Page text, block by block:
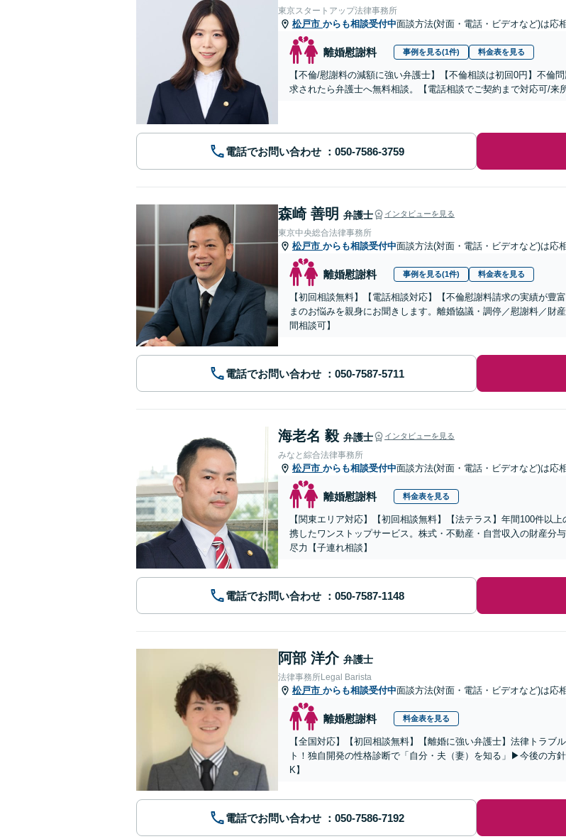
東京スタートアップ法律事務所
松戸市 からも相談受付中面談方法(対面・電話・ビデオなど)は応
離婚慰謝料 事例を見る(1件) 料金表を見る
【不倫/慰謝料の減額に強い弁護士】【不倫相談は初回0円】不倫
求されたら弁護士へ無料相談。【電話相談でご契約まで対応可/来
電話でお問い合わせ
森崎 善明 弁護士 インタビューを見る
東京中央総合法律事務所
松戸市 からも相談受付中面談方法(対面・電話・ビデオなど)は応
離婚慰謝料 事例を見る(1件) 料金表を見る
【初回相談無料】【電話相談対応】【不倫慰謝料請求の実績が豊
まのお悩みを親身にお聞きします。離婚協議・調停／慰謝料／財
間相談可】
電話でお問い合わせ
海老名 毅 弁護士 インタビューを見る
みなと綜合法律事務所
松戸市 からも相談受付中面談方法(対面・電話・ビデオなど)は応
離婚慰謝料 料金表を見る
【関東エリア対応】【初回相談無料】【法テラス】年間100件以
携したワンストップサービス。株式・不動産・自営収入の財産分
尽力【子連れ相談】
電話でお問い合わせ
阿部 洋介 弁護士
法律事務所Legal Barista
松戸市 からも相談受付中面談方法(対面・電話・ビデオなど)は応
離婚慰謝料 料金表を見る
【全国対応】【初回相談無料】【離婚に強い弁護士】法律トラブ
ト！独自開発の性格診断で「自分・夫（妻）を知る」▶︎今後の方
K】
電話でお問い合わせ